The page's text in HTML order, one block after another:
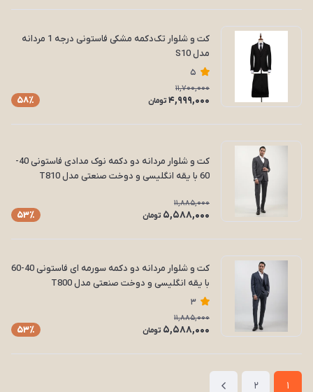
کت و شلوار تک‌دکمه مشکی فاستونی درجه 1 مردانه
مدل S10
5
11,700,000
4,999,000 تومان 58٪
کت و شلوار مردانه دو دکمه نوک مدادی فاستونی 40-
60 با یقه انگلیسی و دوخت صنعتی مدل T810
11,885,000
5,588,000 تومان 53٪
کت و شلوار مردانه دو دکمه سورمه ای فاستونی 40-60
با یقه انگلیسی و دوخت صنعتی مدل T800
3
11,885,000
5,588,000 تومان 53٪
1
2